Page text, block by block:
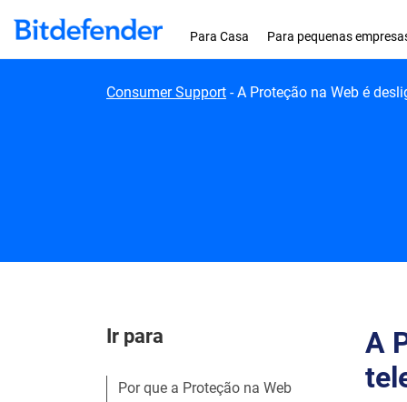
Skip to content
Para Casa Para pequenas
Consumer Support -A Proteção na Web é
Ir para
Por que a Proteção na Web
A